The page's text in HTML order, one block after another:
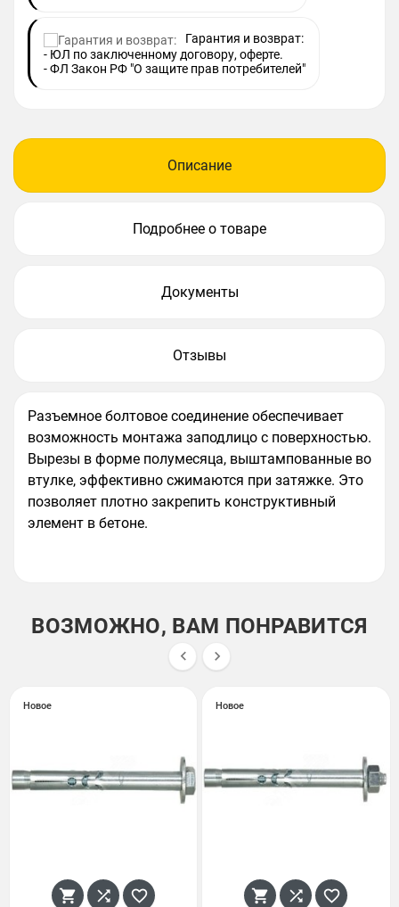
Гарантия и возврат:
- ЮЛ по заключенному договору, оферте.
- ФЛ Закон РФ "О защите прав потребителей"
Описание
Подробнее о товаре
Документы
Отзывы
Разъемное болтовое соединение обеспечивает
возможность монтажа заподлицо с поверхностью.
Вырезы в форме полумесяца, выштампованные во
втулке, эффективно сжимаются при затяжке. Это
позволяет плотно закрепить конструктивный
элемент в бетоне.
ВОЗМОЖНО, ВАМ ПОНРАВИТСЯ
 
Новое
  
Новое
  